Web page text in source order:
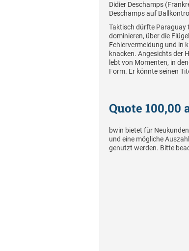
Didier Deschamps
Deschamps auf
Taktisch dürfte Paraguay
dominieren, über die
Fehlervermeidung und in
knacken. Angesichts der
lebt von Momenten, in
Form. Er könnte seinen
Quote 100,00
bwin bietet für
und eine mögliche
genutzt werden. Bitte